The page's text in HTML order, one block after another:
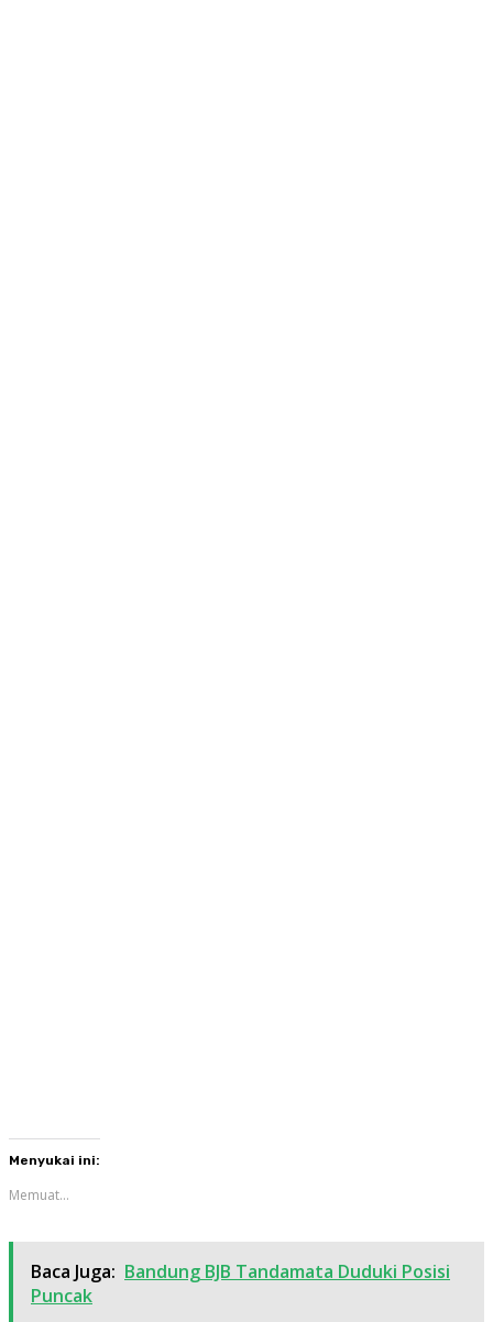
Menyukai ini:
Memuat...
Baca Juga: Bandung BJB Tandamata Duduki Posisi
Puncak